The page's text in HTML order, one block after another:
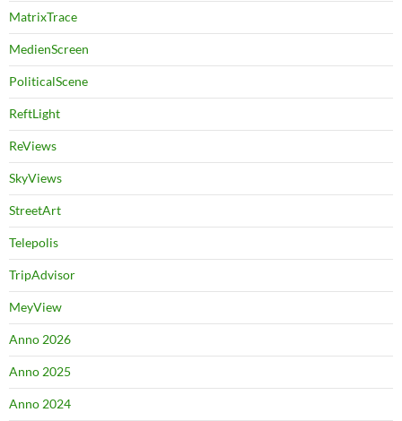
MatrixTrace
MedienScreen
PoliticalScene
ReftLight
ReViews
SkyViews
StreetArt
Telepolis
TripAdvisor
MeyView
Anno 2026
Anno 2025
Anno 2024